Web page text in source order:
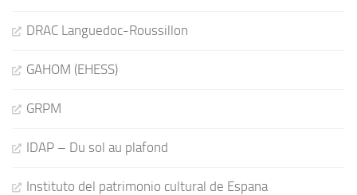
DRAC Languedoc-Roussillon
GAHOM (EHESS)
GRPM
IDAP – Du sol au plafond
Instituto del patrimonio cultural de Espana